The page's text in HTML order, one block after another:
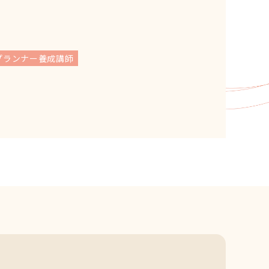
ンナー養成講師